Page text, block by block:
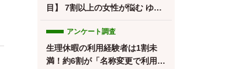
目】 7割以上の女性が悩む ゆら
リ『Calme（カルメ）』8月3日
新発売！
アンケート調査
生理休暇の利用経験者は1割未
満！約6割が「名称変更で利用し